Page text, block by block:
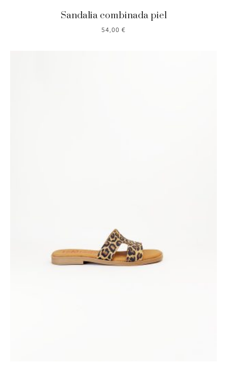
Sandalia combinada piel
54,00 €